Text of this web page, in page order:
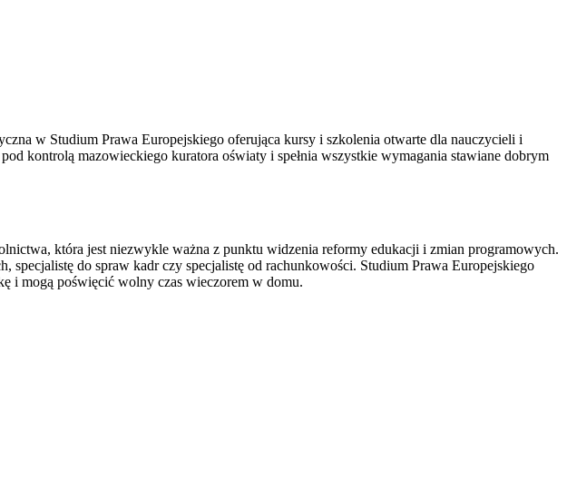
w Studium Prawa Europejskiego oferująca kursy i szkolenia otwarte dla nauczycieli i
kontrolą mazowieckiego kuratora oświaty i spełnia wszystkie wymagania stawiane dobrym
która jest niezwykle ważna z punktu widzenia reformy edukacji i zmian programowych.
do spraw kadr czy specjalistę od rachunkowości. Studium Prawa Europejskiego
i mogą poświęcić wolny czas wieczorem w domu.